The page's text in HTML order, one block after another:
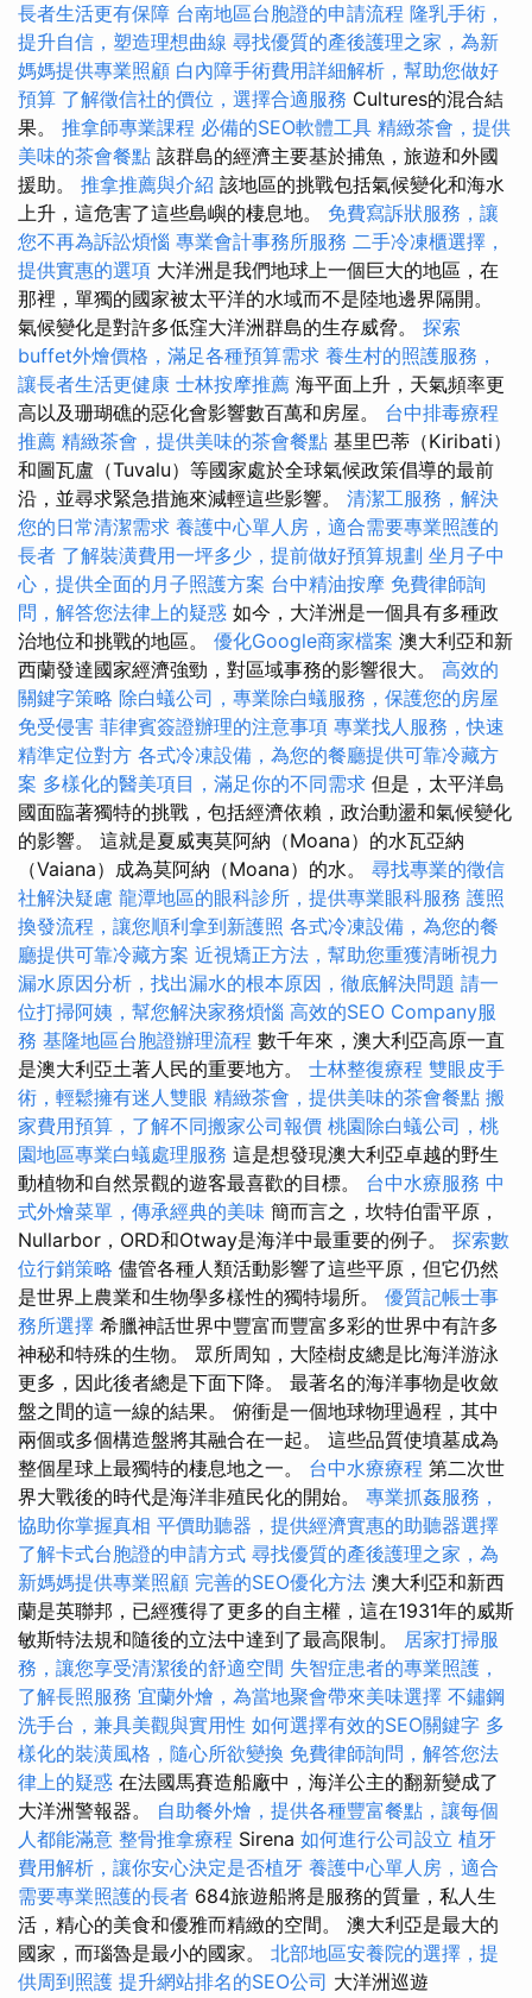
長者生活更有保障 台南地區台胞證的申請流程 隆乳手術，
提升自信，塑造理想曲線 尋找優質的產後護理之家，為新
媽媽提供專業照顧 白內障手術費用詳細解析，幫助您做好
預算 了解徵信社的價位，選擇合適服務 Cultures的混合結
果。 推拿師專業課程 必備的SEO軟體工具 精緻茶會，提供
美味的茶會餐點 該群島的經濟主要基於捕魚，旅遊和外國
援助。 推拿推薦與介紹 該地區的挑戰包括氣候變化和海水
上升，這危害了這些島嶼的棲息地。 免費寫訴狀服務，讓
您不再為訴訟煩惱 專業會計事務所服務 二手冷凍櫃選擇，
提供實惠的選項 大洋洲是我們地球上一個巨大的地區，在
那裡，單獨的國家被太平洋的水域而不是陸地邊界隔開。
氣候變化是對許多低窪大洋洲群島的生存威脅。 探索
buffet外燴價格，滿足各種預算需求 養生村的照護服務，
讓長者生活更健康 士林按摩推薦 海平面上升，天氣頻率更
高以及珊瑚礁的惡化會影響數百萬和房屋。 台中排毒療程
推薦 精緻茶會，提供美味的茶會餐點 基里巴蒂（Kiribati）
和圖瓦盧（Tuvalu）等國家處於全球氣候政策倡導的最前
沿，並尋求緊急措施來減輕這些影響。 清潔工服務，解決
您的日常清潔需求 養護中心單人房，適合需要專業照護的
長者 了解裝潢費用一坪多少，提前做好預算規劃 坐月子中
心，提供全面的月子照護方案 台中精油按摩 免費律師詢
問，解答您法律上的疑惑 如今，大洋洲是一個具有多種政
治地位和挑戰的地區。 優化Google商家檔案 澳大利亞和新
西蘭發達國家經濟強勁，對區域事務的影響很大。 高效的
關鍵字策略 除白蟻公司，專業除白蟻服務，保護您的房屋
免受侵害 菲律賓簽證辦理的注意事項 專業找人服務，快速
精準定位對方 各式冷凍設備，為您的餐廳提供可靠冷藏方
案 多樣化的醫美項目，滿足你的不同需求 但是，太平洋島
國面臨著獨特的挑戰，包括經濟依賴，政治動盪和氣候變化
的影響。 這就是夏威夷莫阿納（Moana）的水瓦亞納
（Vaiana）成為莫阿納（Moana）的水。 尋找專業的徵信
社解決疑慮 龍潭地區的眼科診所，提供專業眼科服務 護照
換發流程，讓您順利拿到新護照 各式冷凍設備，為您的餐
廳提供可靠冷藏方案 近視矯正方法，幫助您重獲清晰視力
漏水原因分析，找出漏水的根本原因，徹底解決問題 請一
位打掃阿姨，幫您解決家務煩惱 高效的SEO Company服
務 基隆地區台胞證辦理流程 數千年來，澳大利亞高原一直
是澳大利亞土著人民的重要地方。 士林整復療程 雙眼皮手
術，輕鬆擁有迷人雙眼 精緻茶會，提供美味的茶會餐點 搬
家費用預算，了解不同搬家公司報價 桃園除白蟻公司，桃
園地區專業白蟻處理服務 這是想發現澳大利亞卓越的野生
動植物和自然景觀的遊客最喜歡的目標。 台中水療服務 中
式外燴菜單，傳承經典的美味 簡而言之，坎特伯雷平原，
Nullarbor，ORD和Otway是海洋中最重要的例子。 探索數
位行銷策略 儘管各種人類活動影響了這些平原，但它仍然
是世界上農業和生物學多樣性的獨特場所。 優質記帳士事
務所選擇 希臘神話世界中豐富而豐富多彩的世界中有許多
神秘和特殊的生物。 眾所周知，大陸樹皮總是比海洋游泳
更多，因此後者總是下面下降。 最著名的海洋事物是收斂
盤之間的這一線的結果。 俯衝是一個地球物理過程，其中
兩個或多個構造盤將其融合在一起。 這些品質使墳墓成為
整個星球上最獨特的棲息地之一。 台中水療療程 第二次世
界大戰後的時代是海洋非殖民化的開始。 專業抓姦服務，
協助你掌握真相 平價助聽器，提供經濟實惠的助聽器選擇
了解卡式台胞證的申請方式 尋找優質的產後護理之家，為
新媽媽提供專業照顧 完善的SEO優化方法 澳大利亞和新西
蘭是英聯邦，已經獲得了更多的自主權，這在1931年的威斯
敏斯特法規和隨後的立法中達到了最高限制。 居家打掃服
務，讓您享受清潔後的舒適空間 失智症患者的專業照護，
了解長照服務 宜蘭外燴，為當地聚會帶來美味選擇 不鏽鋼
洗手台，兼具美觀與實用性 如何選擇有效的SEO關鍵字 多
樣化的裝潢風格，隨心所欲變換 免費律師詢問，解答您法
律上的疑惑 在法國馬賽造船廠中，海洋公主的翻新變成了
大洋洲警報器。 自助餐外燴，提供各種豐富餐點，讓每個
人都能滿意 整骨推拿療程 Sirena 如何進行公司設立 植牙
費用解析，讓你安心決定是否植牙 養護中心單人房，適合
需要專業照護的長者 684旅遊船將是服務的質量，私人生
活，精心的美食和優雅而精緻的空間。 澳大利亞是最大的
國家，而瑙魯是最小的國家。 北部地區安養院的選擇，提
供周到照護 提升網站排名的SEO公司 大洋洲巡遊